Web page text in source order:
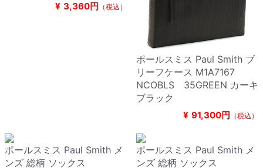
¥ 3,360円 （税込）
ポールスミス Paul Smith ブ
リーフケース M1A7167
NCOBLS 35GREEN カーキ
ブラック
¥ 91,300円 （税込）
ポールスミス Paul Smith メ
ンズ 総柄 ソックス
ポールスミス Paul Smith メ
ンズ 総柄 ソックス